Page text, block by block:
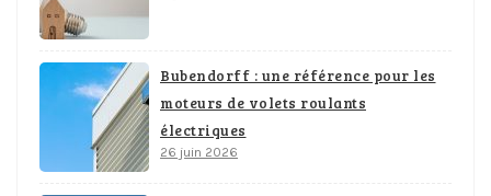
Bubendorff : une référence pour les
moteurs de volets roulants
électriques
26 juin 2026